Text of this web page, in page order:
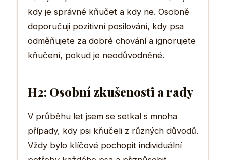
kdy je správné kňučet a kdy ne. Osobně
doporučuji pozitivní posilování, kdy psa
odměňujete za dobré chování a ignorujete
kňučení, pokud je neodůvodněné.
H2: Osobní zkušenosti a rady
V průběhu let jsem se setkal s mnoha
případy, kdy psi kňučeli z různých důvodů.
Vždy bylo klíčové pochopit individuální